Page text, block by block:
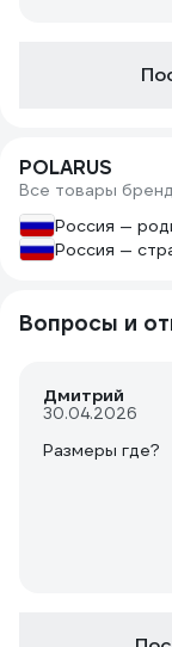
POLARUS
Все товары
Россия —
Россия —
Вопросы и
Дмитрий
30.04.2026
Размеры где?